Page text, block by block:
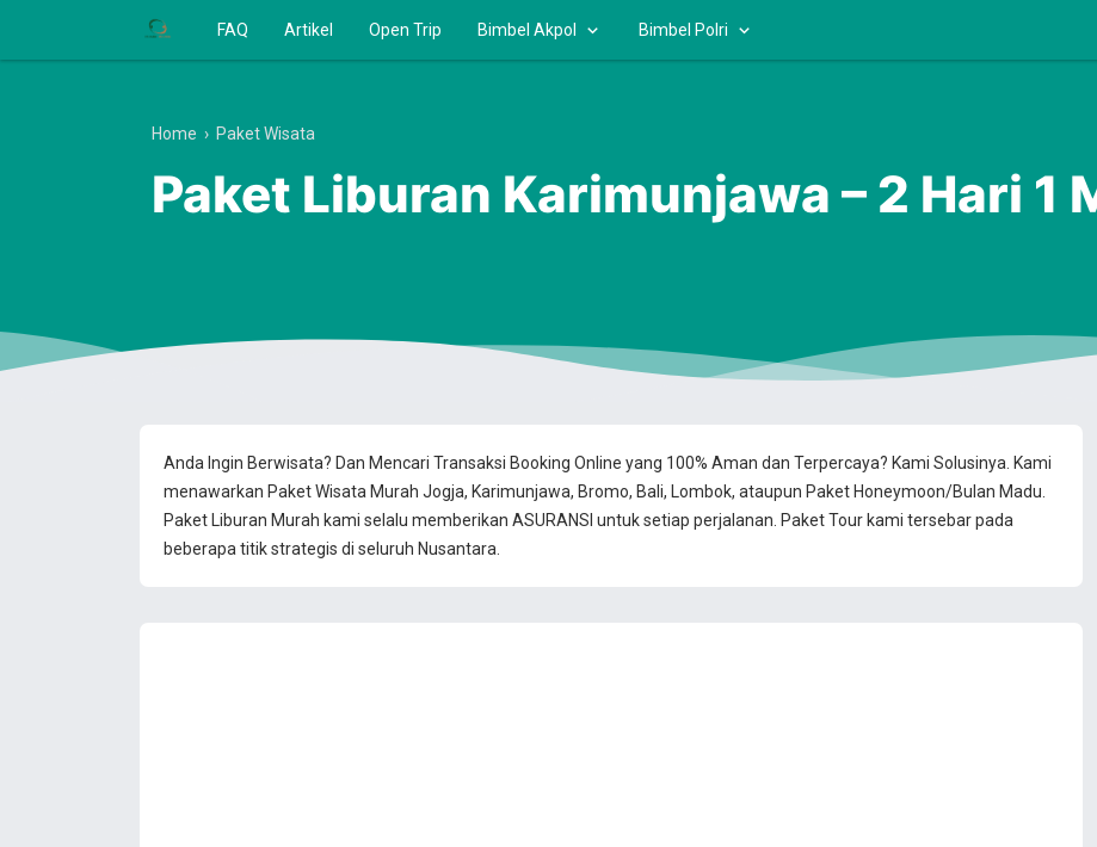
FAQ Artikel Open Trip Bimbel Akpol Bimbel Polri
Anda Ingin Berwisata? Dan Mencari Transaksi Booking Online yang 100% Aman dan Terpercaya? Kami Solusinya. Kami
menawarkan Paket Wisata Murah Jogja, Karimunjawa, Bromo, Bali, Lombok, ataupun Paket Honeymoon/Bulan Madu.
Paket Liburan Murah kami selalu memberikan ASURANSI untuk setiap perjalanan. Paket Tour kami tersebar pada
beberapa titik strategis di seluruh Nusantara.
Home › Paket Wisata
Paket Liburan Karimunjawa – 2 Hari 1